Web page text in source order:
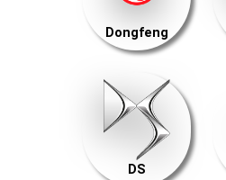
Dongfeng
DS